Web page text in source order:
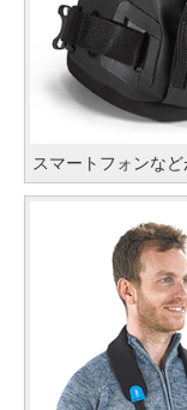
スマートフォンな